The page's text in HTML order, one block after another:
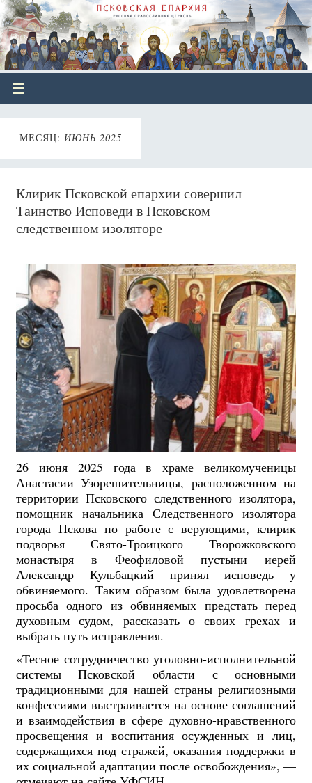
МЕСЯЦ: ИЮНЬ 2025
Клирик Псковской епархии совершил
Таинство Исповеди в Псковском
следственном изоляторе
26 июня 2025 года в храме великомученицы
Анастасии Узорешительницы, расположенном на
территории Псковского следственного изолятора,
помощник начальника Следственного изолятора
города Пскова по работе с верующими, клирик
подворья Свято-Троицкого Творожковского
монастыря в Феофиловой пустыни иерей
Александр Кульбацкий принял исповедь у
обвиняемого. Таким образом была удовлетворена
просьба одного из обвиняемых предстать перед
духовным судом, рассказать о своих грехах и
выбрать путь исправления.
«Тесное сотрудничество уголовно-исполнительной
системы Псковской области с основными
традиционными для нашей страны религиозными
конфессиями выстраивается на основе соглашений
и взаимодействия в сфере духовно-нравственного
просвещения и воспитания осужденных и лиц,
содержащихся под стражей, оказания поддержки в
их социальной адаптации после освобождения», —